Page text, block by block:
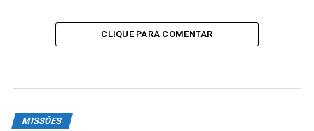
CLIQUE PARA COMENTAR
MISSÕES